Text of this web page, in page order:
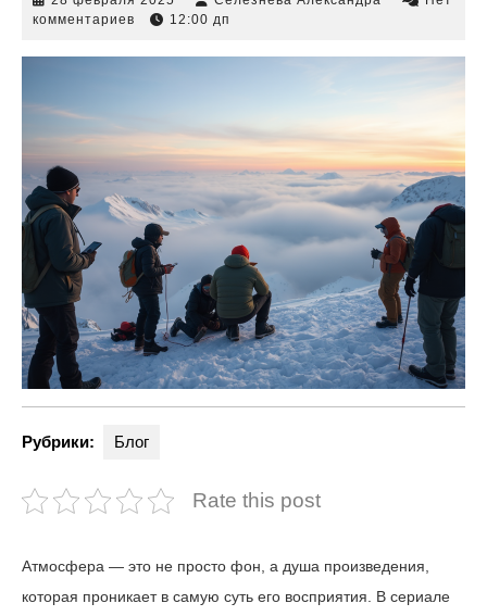
февраля
комментариев
12:00 дп
Рубрики: Блог
Rate this post
Атмосфера — это не просто фон, а душа произведения,
которая проникает в самую суть его восприятия. В сериале